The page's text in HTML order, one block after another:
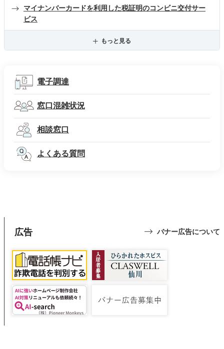
マイナンバーカードを利用した税証明のコンビニ交付サー
ビス
もっと見る
電子調達
窓口混雑状況
相談窓口
よくある質問
広告 バナー広告について